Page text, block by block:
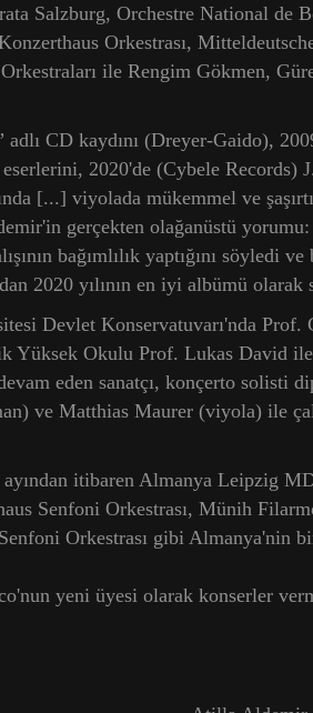
Salzburg, Orchestre National
Orkestrası,
ile Rengim Gökmen,
CD kaydını (Dreyer-Gaido),
2020'de (Cybele Records)
[...] viyolada mükemmel ve
gerçekten olağanüstü
bağımlılık yaptığını söyledi
2020 yılının en iyi albümü olarak
Devlet Konservatuvarı'nda
Yüksek Okulu Prof. Lukas David
eden sanatçı, konçerto solisti
ve Matthias Maurer (viyola) ile
itibaren Almanya Leipzig
Senfoni Orkestrası, Münih
Orkestrası gibi Almanya'nin
yeni üyesi olarak konserler